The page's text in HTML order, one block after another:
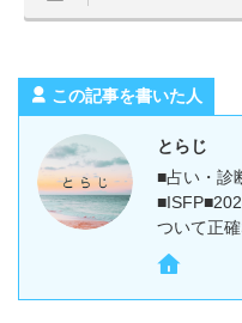
この記事を書いた人
とらじ
■占い・診
ついて正